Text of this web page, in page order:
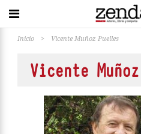
Inicio > Vicente Muñoz Puelles
Vicente